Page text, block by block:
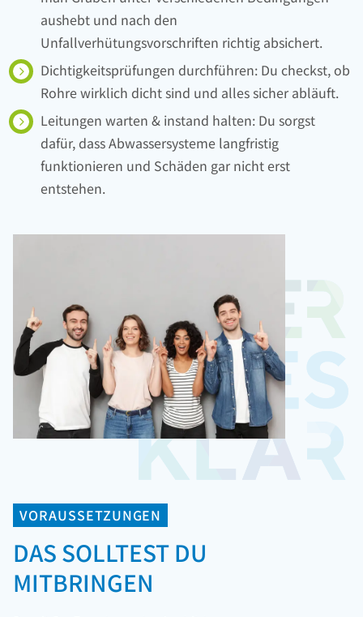
aushebt und nach den
Unfallverhütungsvorschriften richtig absichert.
Dichtigkeitsprüfungen durchführen: Du checkst, ob
Rohre wirklich dicht sind und alles sicher abläuft.
Leitungen warten & instand halten: Du sorgst
dafür, dass Abwassersysteme langfristig
funktionieren und Schäden gar nicht erst
entstehen.
VORAUSSETZUNGEN
DAS SOLLTEST DU
MITBRINGEN